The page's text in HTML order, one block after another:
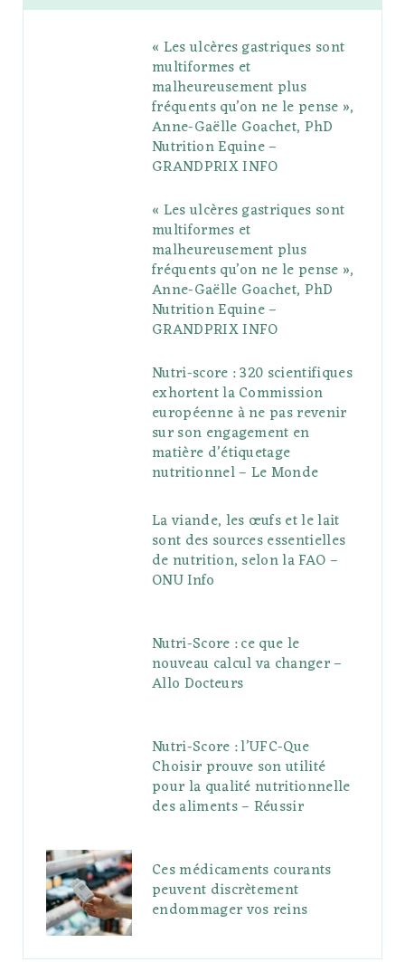
b
t
l
e
P
l
s
a
g
r
a
m
e
r
e
s
o
l
r
« Les ulcères gastriques sont
multiformes et
malheureusement plus
fréquents qu’on ne le pense »,
Anne-Gaëlle Goachet, PhD
Nutrition Equine –
GRANDPRIX INFO
« Les ulcères gastriques sont
multiformes et
malheureusement plus
fréquents qu’on ne le pense »,
Anne-Gaëlle Goachet, PhD
Nutrition Equine –
GRANDPRIX INFO
Nutri-score : 320 scientifiques
exhortent la Commission
européenne à ne pas revenir
sur son engagement en
matière d’étiquetage
nutritionnel – Le Monde
La viande, les œufs et le lait
sont des sources essentielles
de nutrition, selon la FAO –
ONU Info
Nutri-Score : ce que le
nouveau calcul va changer –
Allo Docteurs
Nutri-Score : l’UFC-Que
Choisir prouve son utilité
pour la qualité nutritionnelle
des aliments – Réussir
Ces médicaments courants
peuvent discrètement
endommager vos reins